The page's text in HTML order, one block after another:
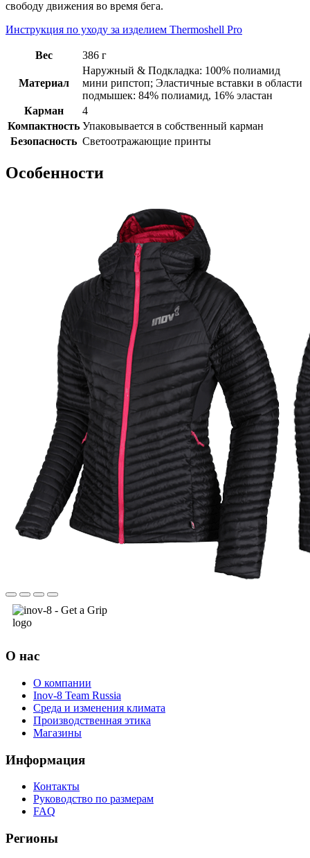
свободу движения во время бега.
Инструкция по уходу за изделием Thermoshell Pro
Вес 386 г
Материал
Наружный & Подкладка: 100% полиамид
мини рипстоп; Эластичные вставки в области
подмышек: 84% полиамид, 16% эластан
Карман
4
Компактность Упаковывается в собственный карман
Безопасность Светоотражающие принты
Особенности
О нас
О компании
Inov-8 Team Russia
Среда и изменения климата
Производственная этика
Магазины
Информация
Контакты
Руководство по размерам
FAQ
Регионы